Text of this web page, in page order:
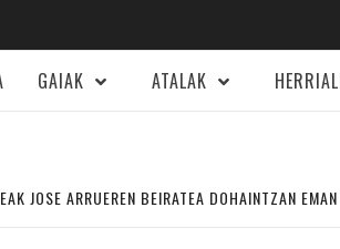
GAIAK ATALAK
JOSE ARRUEREN BEIRATEA DOHAINTZAN